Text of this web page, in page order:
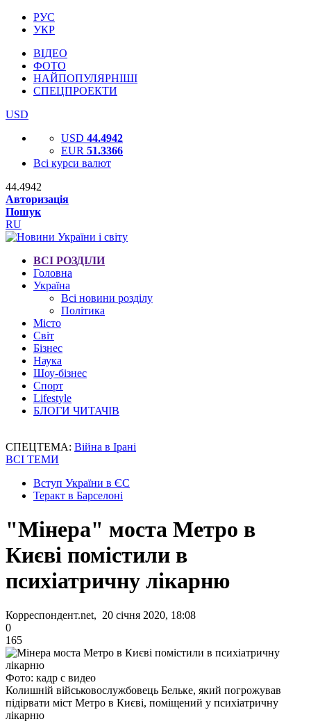
РУС
УКР
ВІДЕО
ФОТО
НАЙПОПУЛЯРНІШІ
СПЕЦПРОЕКТИ
USD
USD 44.4942
EUR 51.3366
Всі курси валют
44.4942
Авторизація
Пошук
RU
ВСІ РОЗДІЛИ
Головна
Україна
Всі новини розділу
Політика
Місто
Світ
Бізнес
Наука
Шоу-бізнес
Спорт
Lifestyle
БЛОГИ ЧИТАЧІВ
СПЕЦТЕМА: Війна в Ірані
ВСІ ТЕМИ
Вступ України в ЄС
Теракт в Барселоні
"Мінера" моста Метро в
Києві помістили в
психіатричну лікарню
Корреспондент.net, 20 січня 2020, 18:08
0
165
Фото: кадр с видео
Колишній військовослужбовець Бельке, який погрожував
підірвати міст Метро в Києві, поміщений у психіатричну
лікарню